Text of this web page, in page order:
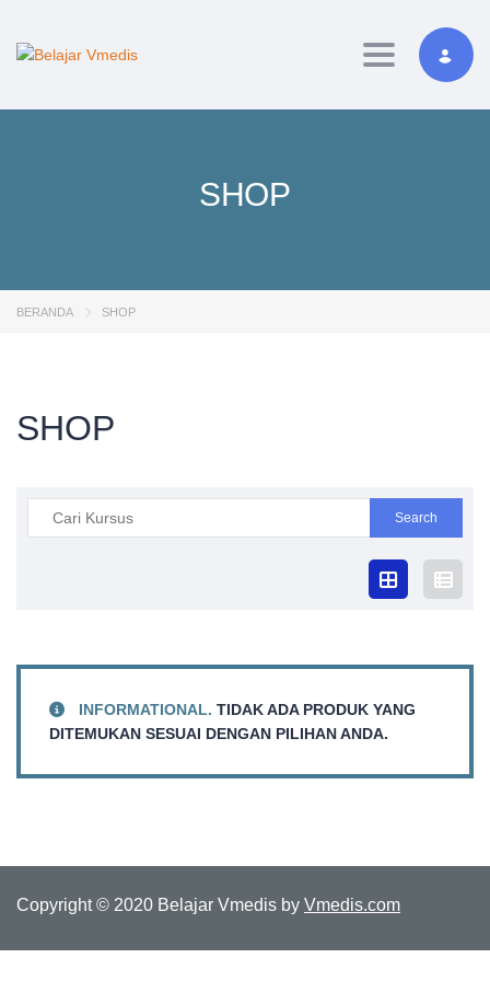
Toggle
SHOP
BERANDA SHOP
SHOP
Search
for:
INFORMATIONAL. TIDAK ADA PRODUK YANG
DITEMUKAN SESUAI DENGAN PILIHAN ANDA.
Copyright © 2020 Belajar Vmedis by Vmedis.com